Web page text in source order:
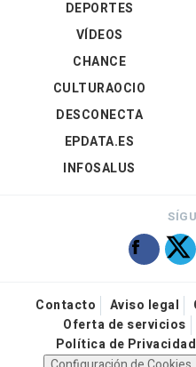
DEPORTES
VÍDEOS
CHANCE
CULTURAOCIO
DESCONECTA
EPDATA.ES
INFOSALUS
Contacto Aviso legal
Oferta de servicios
Política de Privacidad